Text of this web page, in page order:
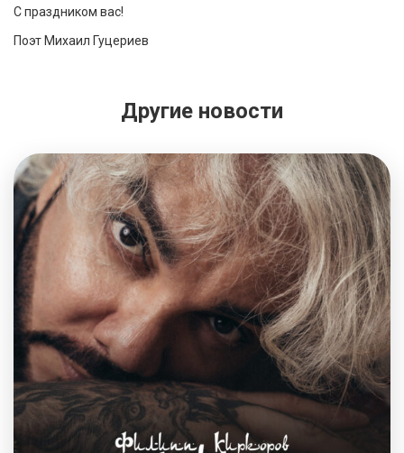
С праздником вас!
Поэт Михаил Гуцериев
Другие новости